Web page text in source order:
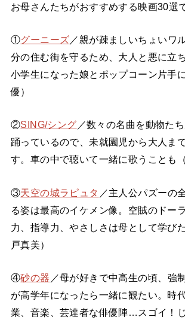
お母さんたちがおすすめする映画30選
①グーニーズ／親が疎ましいちょいワ
分の住む街を守るため、大人と悪に立
小学生になった娘とポップコーン片手
優）
②SING/シング ／数々の名曲を動物た
踊っているので、未就園児から大人ま
す。車の中で聴いて一緒に歌うことも
③天空の城ラピュタ ／主人公パズーの
る姿は最高のイケメン像。空賊のドー
力、指導力、やさしさは母として学び
戸真美）
④砂の器 ／母が好きで中高生の頃、強
が高学年になったら一緒に観たい。時
業、音楽、芸達者な俳優陣…スゴイ！